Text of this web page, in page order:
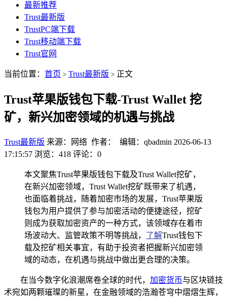
最新推荐
Trust最新版
TrustPC端下载
Trust移动端下载
Trust官网
当前位置： 首页 > Trust最新版 > 正文
Trust苹果版钱包下载-Trust Wallet 挖
矿，新兴加密领域的机遇与挑战
Trust最新版 来源：网络 作者： 编辑：qbadmin 2026-06-13
17:15:57 浏览：418 评论：0
本文聚焦Trust苹果版钱包下载及Trust Wallet挖矿，
在新兴加密领域，Trust Wallet挖矿既带来了机遇，
也面临着挑战，随着加密市场的发展，Trust苹果版
钱包为用户提供了参与加密活动的便捷途径，挖矿
则成为获取加密资产的一种方式，该领域存在着市
场波动大、监管政策不明等挑战， 了解Trust钱包下
载及挖矿相关事宜，有助于投资者把握新兴加密领
域的动态，在机遇与挑战中做出更合理的决策。
在当今数字化浪潮席卷全球的时代， 加密货币与区块链技
术宛如两颗璀璨的新星，在金融领域的浩瀚苍穹中熠熠生辉，